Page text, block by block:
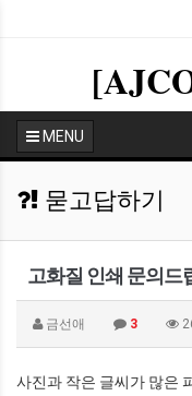
MENU
묻고답하기
고화질 인쇄 문의드
금선애 3
사진과 작은 글씨가 많은